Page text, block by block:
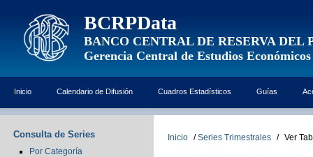
BCRPData
BANCO CENTRAL DE RESERVA DEL
Gerencia Central de Estudios Económicos
Inicio Calendario de Difusión Cuadros Estadísticos Guías
Consulta de Series
Por Categoría
Inicio / Series Trimestrales / Ver